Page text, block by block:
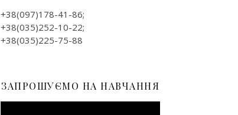
+38(097)178-41-86;
+38(035)252-10-22;
+38(035)225-75-88
ЗАПРОШУЄМО НА НАВЧАННЯ